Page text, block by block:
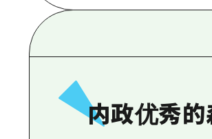
内政优秀